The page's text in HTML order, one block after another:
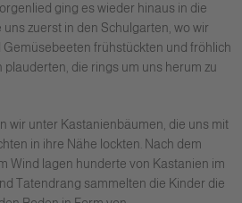
ging es wieder hinaus in die
zuerst in den Schulgarten, wo wir
Gemüsebeeten frühstückten und fröhlich
plauderten, die rings um uns herum zu
wir unter Kastanienbäumen, die uns mit
in ihre Nähe lockten. Nach dem
Wind lagen hunderte von Kastanien im
Tatendrang sammelten die Kinder die